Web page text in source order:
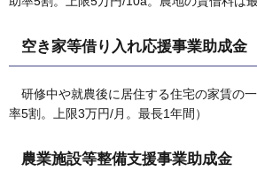
空き家等借り入れ応援事業助成金
研修中や就農後に居住する住宅の家賃の
率5割。上限3万円/月。最長1年間）
農業施設等整備支援事業助成金